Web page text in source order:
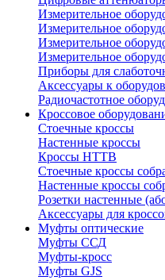
Измерительное
Измерительное
Измерительное
Измерительное
Приборы для
Аксессуары к
Радиочастотное
Кроссовое
Стоечные кроссы
Настенные кроссы
Кроссы HTTB
Стоечные кроссы
Настенные кроссы
Розетки настенные
Аксессуары для
Муфты оптические
Муфты ССД
Муфты-кросс
Муфты GJS